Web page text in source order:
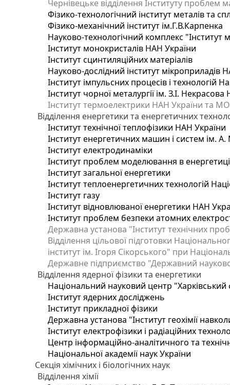
Чернівецьке відділення Інституту проблем
Фізико-технологічний інститут металів та
Фізико-механічний інститут ім.Г.В.Карпенка
Науково-технологічний комплекс "Інститут
Інститут монокристалів НАН України
Інститут сцинтиляційних матеріалів
Науково-дослідний інститут мікроприладів
Інститут імпульсних процесів і технологій
Інститут чорної металургії ім. З.І.
Інститут термоелектрики НАН України та
Відділення енергетики та енергетичних
Інститут технічної теплофізики НАН України
Інститут енергетичних машин і систем ім.
Інститут електродинаміки
Інститут проблем моделювання в
Інститут загальної енергетики
Інститут теплоенергетичних технологій
Інститут газу
Інститут відновлюваної енергетики НАН
Інститут проблем безпеки атомних
Державна установа "Інститут технічних
Відділення цільової підготовки
інститут ім. Ігоря Сікорського" при
Державне підприємство "Державний
Відділення ядерної фізики та енергетики
Національний науковий центр "Харківський
Інститут ядерних досліджень
Інститут прикладної фізики
Державна установа "Інститут геохімії
Інститут електрофізики і радіаційних
Центр інформаційно-аналітичного та
Національної академії наук України
Секція хімічних і біологічних наук
Відділення хімії